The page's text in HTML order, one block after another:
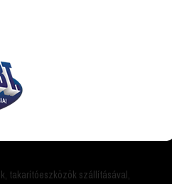
és segítünk Hétfőtől -
+36 20 223 8470
takarítóeszközök szállításával,